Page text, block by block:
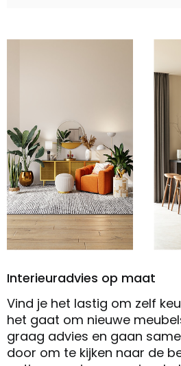
Interieuradvies op maat
Vind je het lastig om zelf
het gaat om nieuwe
graag advies en gaan
door om te kijken naar de